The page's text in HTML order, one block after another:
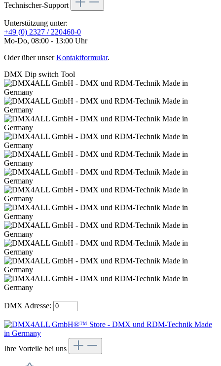
Technischer-Support
Unterstützung unter:
+49 (0) 2327 / 220460-0
Mo-Do, 08:00 - 13:00 Uhr
Oder über unserKontaktformular.
DMX Dip switch Tool
DMX Adresse:
Ihre Vorteile bei uns